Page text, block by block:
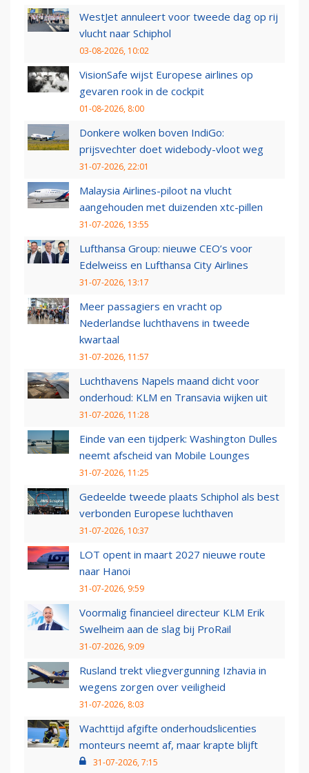
WestJet annuleert voor tweede dag op rij
vlucht naar Schiphol
03-08-2026, 10:02
VisionSafe wijst Europese airlines op
gevaren rook in de cockpit
01-08-2026, 8:00
Donkere wolken boven IndiGo:
prijsvechter doet widebody-vloot weg
31-07-2026, 22:01
Malaysia Airlines-piloot na vlucht
aangehouden met duizenden xtc-pillen
31-07-2026, 13:55
Lufthansa Group: nieuwe CEO’s voor
Edelweiss en Lufthansa City Airlines
31-07-2026, 13:17
Meer passagiers en vracht op
Nederlandse luchthavens in tweede
kwartaal
31-07-2026, 11:57
Luchthavens Napels maand dicht voor
onderhoud: KLM en Transavia wijken uit
31-07-2026, 11:28
Einde van een tijdperk: Washington Dulles
neemt afscheid van Mobile Lounges
31-07-2026, 11:25
Gedeelde tweede plaats Schiphol als best
verbonden Europese luchthaven
31-07-2026, 10:37
LOT opent in maart 2027 nieuwe route
naar Hanoi
31-07-2026, 9:59
Voormalig financieel directeur KLM Erik
Swelheim aan de slag bij ProRail
31-07-2026, 9:09
Rusland trekt vliegvergunning Izhavia in
wegens zorgen over veiligheid
31-07-2026, 8:03
Wachttijd afgifte onderhoudslicenties
monteurs neemt af, maar krapte blijft
31-07-2026, 7:15